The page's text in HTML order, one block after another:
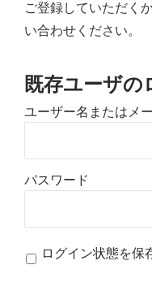
ご登録していただく
い合わせください。
既存ユーザの
ユーザー名またはメ
パスワード
ログイン状態を保